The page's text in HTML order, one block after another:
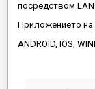
посредством LAN
Приложението на
ANDROID, IOS,